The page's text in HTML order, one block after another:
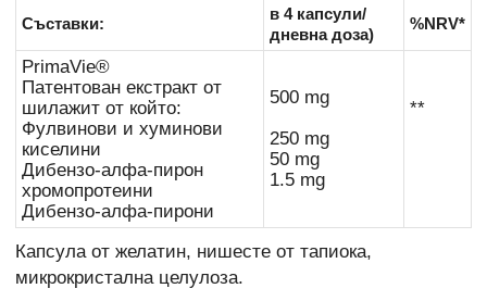
Съставки:
в 4 капсули/
дневна доза)
%NRV*
PrimaVie®
Патентован екстракт от
шилажит от който:
Фулвинови и хуминови
киселини
Дибензо-алфа-пирон
хромопротеини
Дибензо-алфа-пирони
500 mg
250 mg
50 mg
1.5 mg
**
Капсула от желатин, нишесте от тапиока,
микрокристална целулоза.